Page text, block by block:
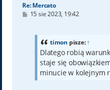
Re: Mercato
P15 sie 2023, 19:42
timon pisze:↑
Dlatego robią
staje się
minucie w kolejnym